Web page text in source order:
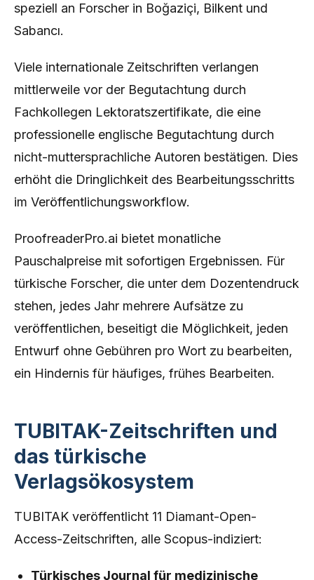
speziell an Forscher in Boğaziçi, Bilkent und
Sabancı.
Viele internationale Zeitschriften verlangen
mittlerweile vor der Begutachtung durch
Fachkollegen Lektoratszertifikate, die eine
professionelle englische Begutachtung durch
nicht-muttersprachliche Autoren bestätigen. Dies
erhöht die Dringlichkeit des Bearbeitungsschritts
im Veröffentlichungsworkflow.
ProofreaderPro.ai bietet monatliche
Pauschalpreise mit sofortigen Ergebnissen. Für
türkische Forscher, die unter dem Dozentendruck
stehen, jedes Jahr mehrere Aufsätze zu
veröffentlichen, beseitigt die Möglichkeit, jeden
Entwurf ohne Gebühren pro Wort zu bearbeiten,
ein Hindernis für häufiges, frühes Bearbeiten.
TUBITAK-Zeitschriften und
das türkische
Verlagsökosystem
TUBITAK veröffentlicht 11 Diamant-Open-
Access-Zeitschriften, alle Scopus-indiziert:
Türkisches Journal für medizinische